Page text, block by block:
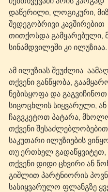
დაწერილი, ლოგიკური,
შედეგობრივი კავშირებით
თითქოსდა გამყარებული,
სინამდვილეში კი ილუზიაა.
ამ ილუზიას შეუძლია
თქვენი განწყობა,
ნებისყოფა და გაგვიჩინოთ
სიცოცხლის სიყვარული,
ჩაგვკეტოთ პატარა,
თქვენი შესაძლებლობებით
საკუთარი ილუზიების
თუ ერთხელ
თქვენი დიდი ცხვირი ან
გიშლით პარტნიორის
სასიყვარულო ფლანგზე